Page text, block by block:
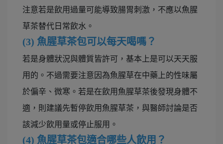
注意若是飲用過量可能導致腸胃刺激，不應以魚腥
草茶替代日常飲水。
(3) 魚腥草茶包可以每天喝嗎？
若是身體狀況與體質皆許可，基本上是可以天天服
用的。不過需要注意因為魚腥草在中藥上的性味屬
於偏辛、微寒。若是在飲用魚腥草茶後發現身體不
適，則建議先暫停飲用魚腥草茶，與醫師討論是否
該減少飲用量或停止服用。
(4) 魚腥草茶包適合哪些人飲用？